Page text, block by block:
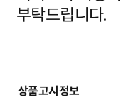
부탁드립니다.
상품고시정보